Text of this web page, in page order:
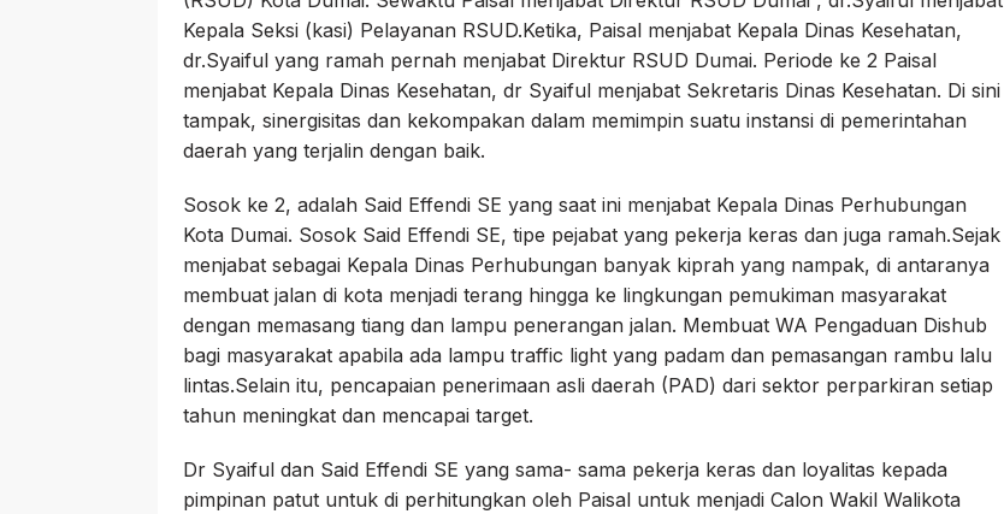
Kepala Seksi (kasi) Pelayanan RSUD.Ketika, Paisal menjabat Kepala Dinas Kesehatan,
dr.Syaiful yang ramah pernah menjabat Direktur RSUD Dumai. Periode ke 2 Paisal
menjabat Kepala Dinas Kesehatan, dr Syaiful menjabat Sekretaris Dinas Kesehatan. Di sini
tampak, sinergisitas dan kekompakan dalam memimpin suatu instansi di pemerintahan
daerah yang terjalin dengan baik.
Sosok ke 2, adalah Said Effendi SE yang saat ini menjabat Kepala Dinas Perhubungan
Kota Dumai. Sosok Said Effendi SE, tipe pejabat yang pekerja keras dan juga ramah.Sejak
menjabat sebagai Kepala Dinas Perhubungan banyak kiprah yang nampak, di antaranya
membuat jalan di kota menjadi terang hingga ke lingkungan pemukiman masyarakat
dengan memasang tiang dan lampu penerangan jalan. Membuat WA Pengaduan Dishub
bagi masyarakat apabila ada lampu traffic light yang padam dan pemasangan rambu lalu
lintas.Selain itu, pencapaian penerimaan asli daerah (PAD) dari sektor perparkiran setiap
tahun meningkat dan mencapai target.
Dr Syaiful dan Said Effendi SE yang sama- sama pekerja keras dan loyalitas kepada
pimpinan patut untuk di perhitungkan oleh Paisal untuk menjadi Calon Wakil Walikota